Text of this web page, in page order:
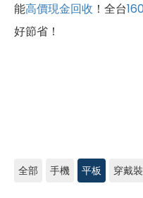
能高價現金回收 ！全台
好節省！
全部 手機 平板 穿戴